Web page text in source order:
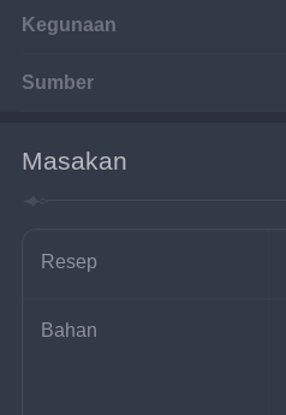
Kegunaan
Sumber
Masakan
Resep
Bahan